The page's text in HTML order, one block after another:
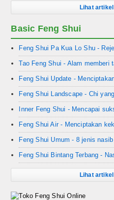
Lihat
Basic Feng Shui
Feng Shui Pa Kua Lo Shu -
Tao Feng Shui - Alam memberi
Feng Shui Update -
Feng Shui Landscape - Chi
Inner Feng Shui - Mencapai
Feng Shui Air - Menciptakan
Feng Shui Umum - 8 jenis
Feng Shui Bintang Terbang -
Lihat